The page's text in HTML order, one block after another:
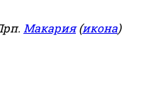
Макария(икона)